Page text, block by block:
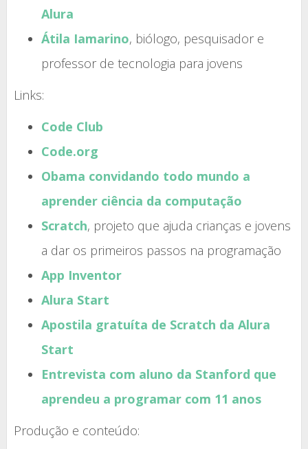
Alura
Átila Iamarino, biólogo, pesquisador e
professor de tecnologia para jovens
Links:
Code Club
Code.org
Obama convidando todo mundo a
aprender ciência da computação
Scratch, projeto que ajuda crianças e jovens
a dar os primeiros passos na programação
App Inventor
Alura Start
Apostila gratuíta de Scratch da Alura
Start
Entrevista com aluno da Stanford que
aprendeu a programar com 11 anos
Produção e conteúdo: